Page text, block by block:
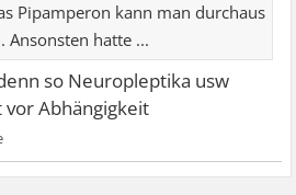
Pipamperon kann man durchaus
Ansonsten hatte ...
so Neuropleptika usw
vor Abhängigkeit